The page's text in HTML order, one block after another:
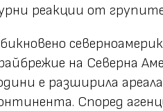
реакции от
на Северна
е разширила
Според